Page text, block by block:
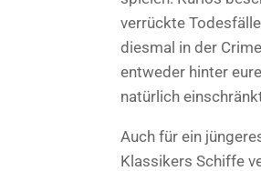
verrückte
diesmal in der
entweder hinter
natürlich
Auch für ein
Klassikers Schiffe